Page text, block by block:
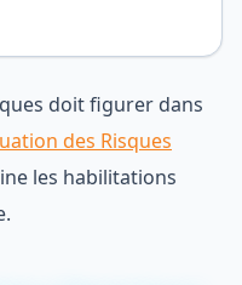
doit figurer dans
des Risques
les habilitations